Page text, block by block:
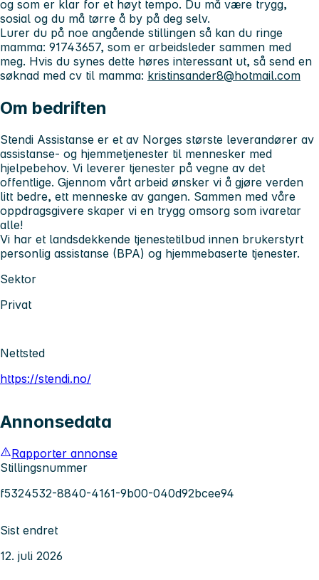
og som er klar for et høyt tempo. Du må være trygg,
sosial og du må tørre å by på deg selv.
Lurer du på noe angående stillingen så kan du ringe
mamma: 91743657, som er arbeidsleder sammen med
meg. Hvis du synes dette høres interessant ut, så send en
søknad med cv til mamma: kristinsander8@hotmail.com
Om bedriften
Stendi Assistanse er et av Norges største leverandører av
assistanse- og hjemmetjenester til mennesker med
hjelpebehov. Vi leverer tjenester på vegne av det
offentlige. Gjennom vårt arbeid ønsker vi å gjøre verden
litt bedre, ett menneske av gangen. Sammen med våre
oppdragsgivere skaper vi en trygg omsorg som ivaretar
alle!
Vi har et landsdekkende tjenestetilbud innen brukerstyrt
personlig assistanse (BPA) og hjemmebaserte tjenester.
Sektor
Privat
Nettsted
https://stendi.no/
Annonsedata
Rapporter annonse
Stillingsnummer
f5324532-8840-4161-9b00-040d92bcee94
Sist endret
12. juli 2026